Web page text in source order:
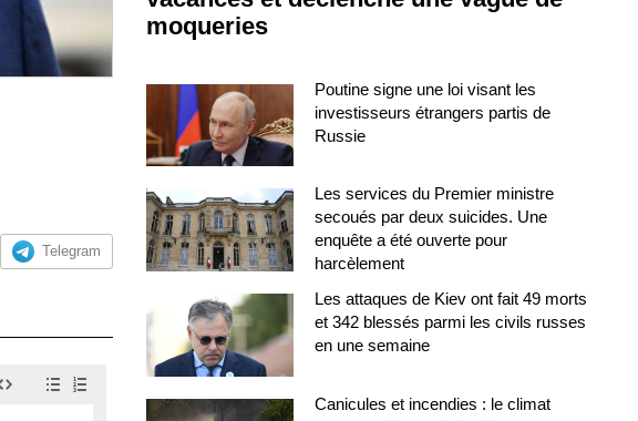
Telegram
moqueries
Poutine signe une loi visant les
investisseurs étrangers partis de
Russie
Les services du Premier ministre
secoués par deux suicides. Une
enquête a été ouverte pour
harcèlement
Les attaques de Kiev ont fait 49 morts
et 342 blessés parmi les civils russes
en une semaine
Canicules et incendies : le climat